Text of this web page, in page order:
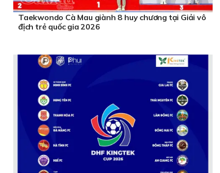
Taekwondo Cà Mau giành 8 huy chương tại Giải vô
địch trẻ quốc gia 2026